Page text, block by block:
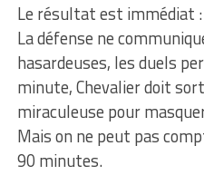
Le résultat est immédiat
La défense ne
hasardeuses, les duels
minute, Chevalier doit
miraculeuse pour
Mais on ne peut pas
90 minutes.